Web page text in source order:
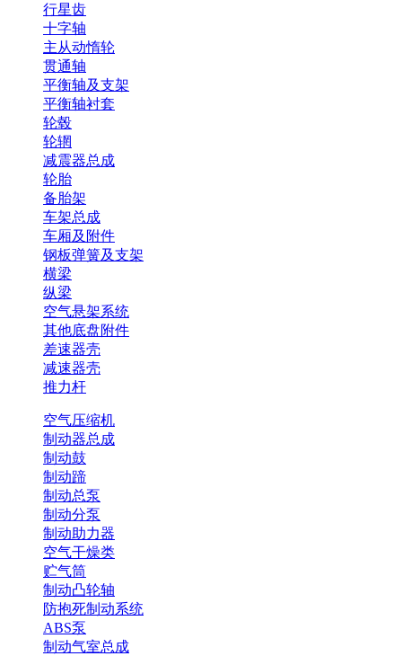
行星齿
十字轴
主从动惰轮
贯通轴
平衡轴及支架
平衡轴衬套
轮毂
轮辋
减震器总成
轮胎
备胎架
车架总成
车厢及附件
钢板弹簧及支架
横梁
纵梁
空气悬架系统
其他底盘附件
差速器壳
减速器壳
推力杆
空气压缩机
制动器总成
制动鼓
制动蹄
制动总泵
制动分泵
制动助力器
空气干燥类
贮气筒
制动凸轮轴
防抱死制动系统
ABS泵
制动气室总成